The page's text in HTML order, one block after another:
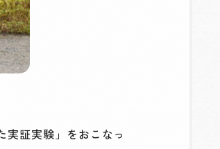
証実験」をおこなっ